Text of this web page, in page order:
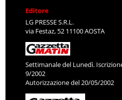
Editore
LG PRESSE S.R.L.
via Festaz, 52 11100 AOSTA
Settimanale del Lunedì.
9/2002
Autorizzazione del 20/05/2002